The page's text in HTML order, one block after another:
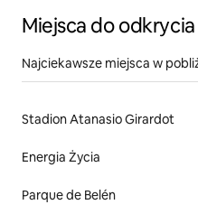
Miejsca do odkrycia
Najciekawsze miejsca w
Stadion Atanasio Girardot
Energia Życia
Parque de Belén